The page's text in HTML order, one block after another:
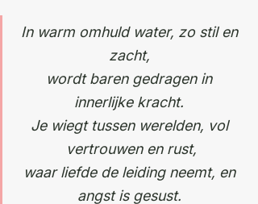
In warm omhuld water, zo stil en
zacht,
wordt baren gedragen in
innerlijke kracht.
Je wiegt tussen werelden, vol
vertrouwen en rust,
waar liefde de leiding neemt, en
angst is gesust.